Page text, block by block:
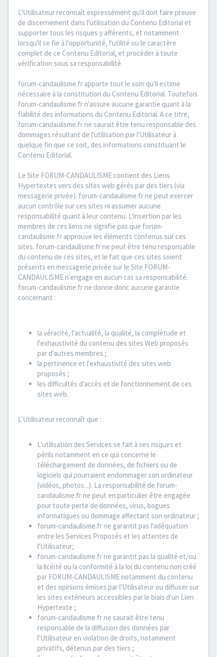
L'Utilisateur reconnaît expressément qu'il doit faire preuve
de discernement dans l'utilisation du Contenu Editorial et
supporter tous les risques y afférents, et notamment
lorsqu'il se fie à l'opportunité, l'utilité ou le caractère
complet de ce Contenu Editorial, et procéder à toute
vérification sous sa responsabilité.
forum-candaulisme.fr apporte tout le soin qu'il estime
nécessaire à la constitution du Contenu Editorial. Toutefois
forum-candaulisme.fr n'assure aucune garantie quant à la
fiabilité des informations du Contenu Editorial. A ce titre,
forum-candaulisme.fr ne saurait être tenu responsable des
dommages résultant de l'utilisation par l'Utilisateur à
quelque fin que ce soit, des informations constituant le
Contenu Editorial.
Le Site FORUM-CANDAULISME contient des Liens
Hypertextes vers des sites web gérés par des tiers (via
messagerie privée). forum-candaulisme.fr ne peut exercer
aucun contrôle sur ces sites ni assumer aucune
responsabilité quant à leur contenu. L'insertion par les
membres de ces liens ne signifie pas que forum-
candaulisme.fr approuve les éléments contenus sur ces
sites. forum-candaulisme.fr ne peut être tenu responsable
du contenu de ces sites, et le fait que ces sites soient
présents en messagerie privée sur le Site FORUM-
CANDAULISME n'engage en aucun cas sa responsabilité.
forum-candaulisme.fr ne donne donc aucune garantie
concernant :
la véracité, l'actualité, la qualité, la complétude et
l'exhaustivité du contenu des sites Web proposés
par d'autres membres ;
la pertinence et l'exhaustivité des sites web
proposés ;
les difficultés d'accès et de fonctionnement de ces
sites web.
L'Utilisateur reconnaît que :
L'utilisation des Services se fait à ses risques et
périls notamment en ce qui concerne le
téléchargement de données, de fichiers ou de
logiciels qui pourraient endommager son ordinateur
(vidéos, photos...). La responsabilité de forum-
candaulisme.fr ne peut en particulier être engagée
pour toute perte de données, virus, bogues
informatiques ou dommage affectant son ordinateur ;
forum-candaulisme.fr ne garantit pas l'adéquation
entre les Services Proposés et les attentes de
l'Utilisateur;
forum-candaulisme.fr ne garantit pas la qualité et/ou
la licéité ou la conformité à la loi du contenu non créé
par FORUM-CANDAULISME notamment du contenu
et des opinions émises par l'Utilisateur ou diffuser sur
les sites extérieurs accessibles par le biais d'un Lien
Hypertexte ;
forum-candaulisme.fr ne saurait être tenu
responsable de la diffusion des données par
l'Utilisateur en violation de droits, notamment
privatifs, détenus par des tiers ;